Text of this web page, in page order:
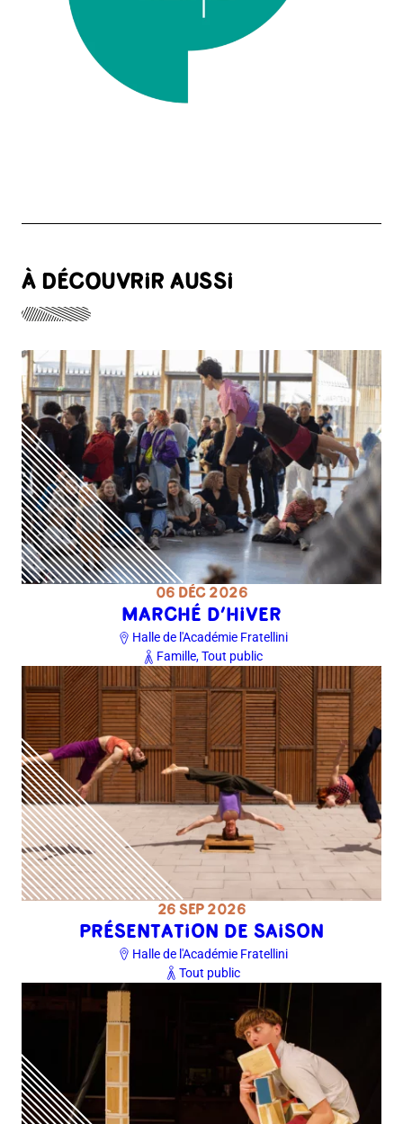
À DÉCOUVRIR AUSSI
06 DÉC 2026
MARCHÉ D’HIVER
Halle de l'Académie Fratellini
Famille, Tout public
26 SEP 2026
PRÉSENTATION DE SAISON
Halle de l'Académie Fratellini
Tout public